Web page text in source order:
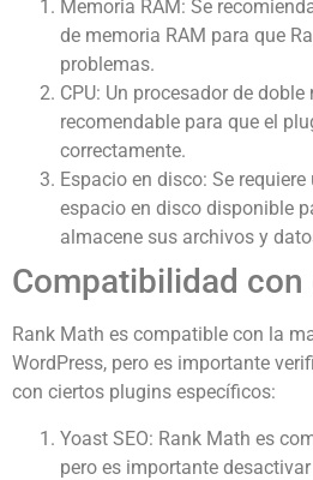
Memoria RAM: Se
de memoria RAM para que
problemas.
CPU: Un procesador de
recomendable para que el
correctamente.
Espacio en disco: Se
espacio en disco disponible
almacene sus archivos y
Compatibilidad
Rank Math es compatible con la
WordPress, pero es importante
con ciertos plugins específicos:
Yoast SEO: Rank Math es
pero es importante